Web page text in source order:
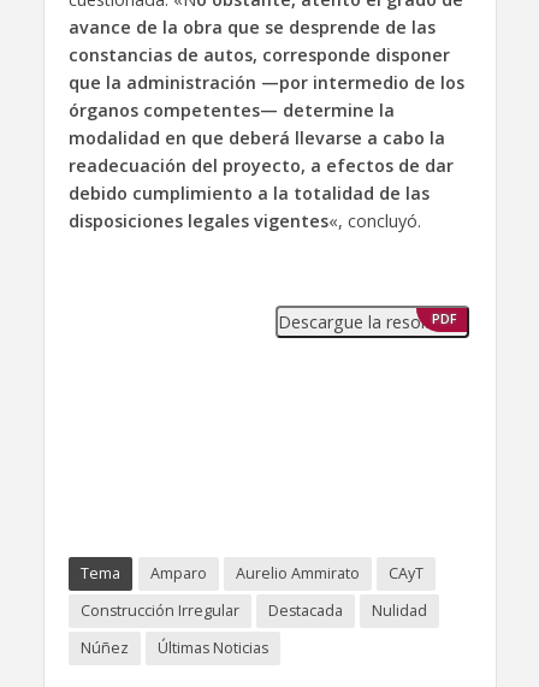
avance de la obra que se desprende de las
constancias de autos, corresponde disponer
que la administración —por intermedio de los
órganos competentes— determine la
modalidad en que deberá llevarse a cabo la
readecuación del proyecto, a efectos de dar
debido cumplimiento a la totalidad de las
disposiciones legales vigentes«, concluyó.
Descargue la resolución
PDF
Tema Amparo Aurelio Ammirato
CAyT
Construcción Irregular
Destacada
Nulidad
Núñez
Últimas Noticias